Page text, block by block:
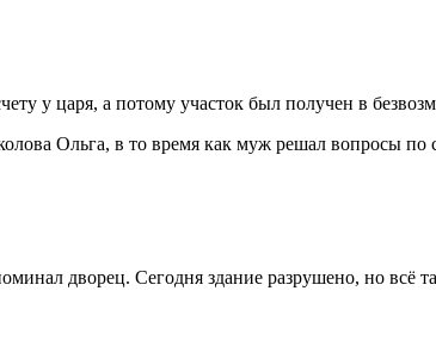
у царя, а потому участок был получен в
Ольга, в то время как муж решал вопросы по
дворец. Сегодня здание разрушено, но всё